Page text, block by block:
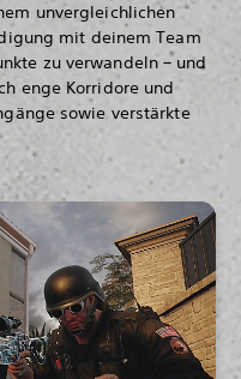
unvergleichlichen
mit deinem Team
zu verwandeln – und
enge Korridore und
sowie verstärkte